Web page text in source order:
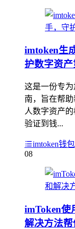
imtoken生
护数字资
这是一份专
南，旨在帮
人数字资产
验证到钱...
imtoken钱
08
imToken使
解决方法